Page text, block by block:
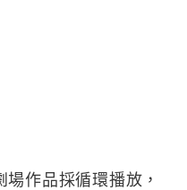
作品採循環播放，